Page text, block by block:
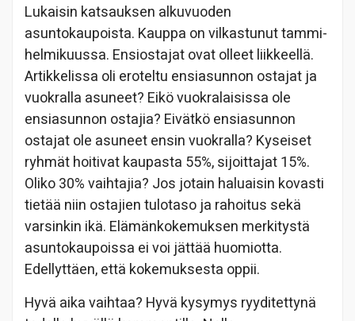
Lukaisin katsauksen alkuvuoden
asuntokaupoista. Kauppa on vilkastunut tammi-
helmikuussa. Ensiostajat ovat olleet liikkeellä.
Artikkelissa oli eroteltu ensiasunnon ostajat ja
vuokralla asuneet? Eikö vuokralaisissa ole
ensiasunnon ostajia? Eivätkö ensiasunnon
ostajat ole asuneet ensin vuokralla? Kyseiset
ryhmät hoitivat kaupasta 55%, sijoittajat 15%.
Oliko 30% vaihtajia? Jos jotain haluaisin kovasti
tietää niin ostajien tulotaso ja rahoitus sekä
varsinkin ikä. Elämänkokemuksen merkitystä
asuntokaupoissa ei voi jättää huomiotta.
Edellyttäen, että kokemuksesta oppii.
Hyvä aika vaihtaa? Hyvä kysymys ryyditettynä